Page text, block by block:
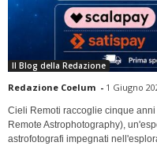
Il Blog della Redazione
Redazione Coelum - 1 Giugno
Cieli Remoti raccoglie cinque
Remote Astrophotography),
astrofotografi impegnati